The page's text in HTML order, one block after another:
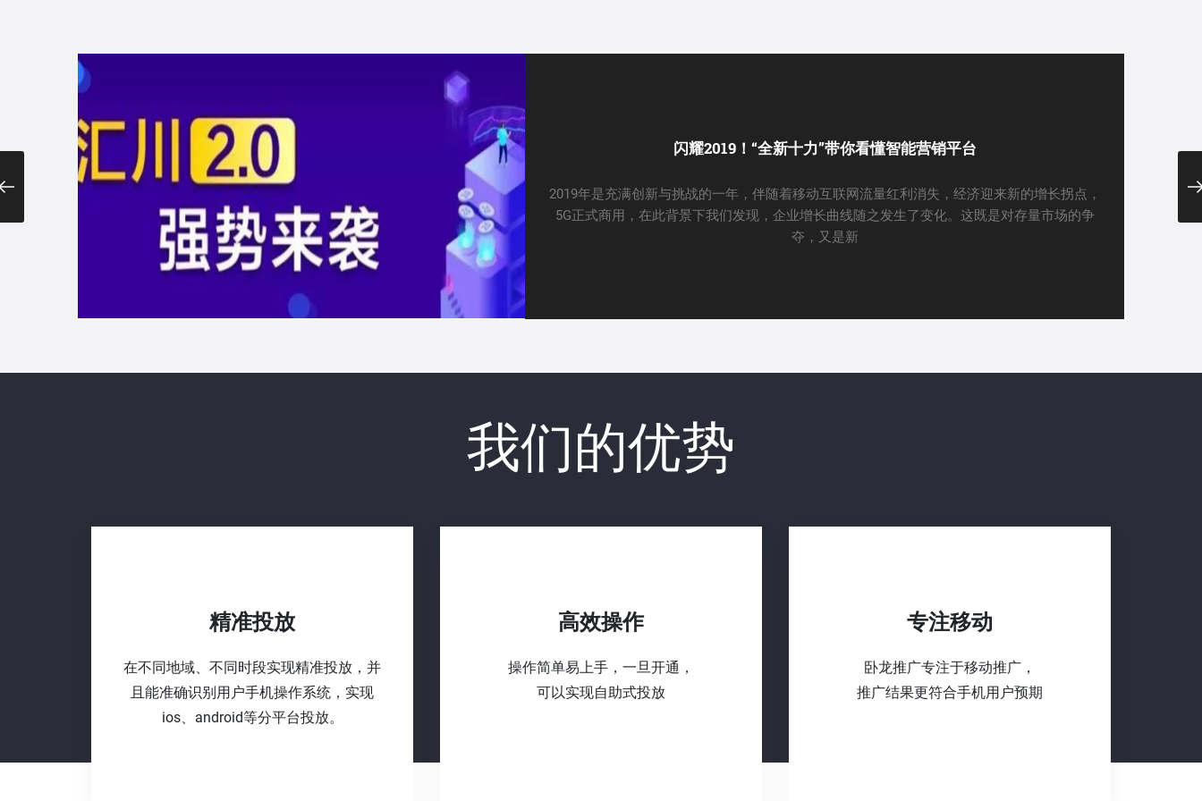
闪耀2019！“全新十力”带你看懂智能营销平台
2019年是充满创新与挑战的一年，伴随着移动互联网流量红利消失，经济迎来新的增长拐点，
5G正式商用，在此背景下我们发现，企业增长曲线随之发生了变化。这既是对存量市场的争
夺，又是新
我们的优势
精准投放
在不同地域、不同时段实现精准投放，并
且能准确识别用户手机操作系统，实现
ios、android等分平台投放。
高效操作
操作简单易上手，一旦开通，
可以实现自助式投放
专注移动
卧龙推广专注于移动推广，
推广结果更符合手机用户预期